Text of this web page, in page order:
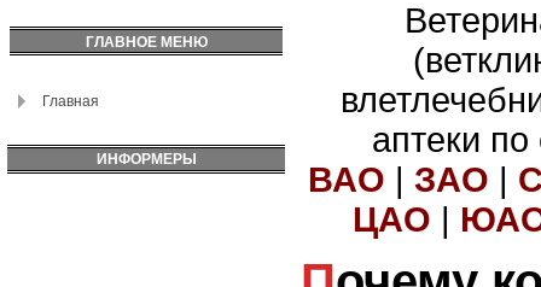
ГЛАВНОЕ МЕНЮ
Главная
ИНФОРМЕРЫ
аптеки
ВАО | ЗАО |
ЦАО |